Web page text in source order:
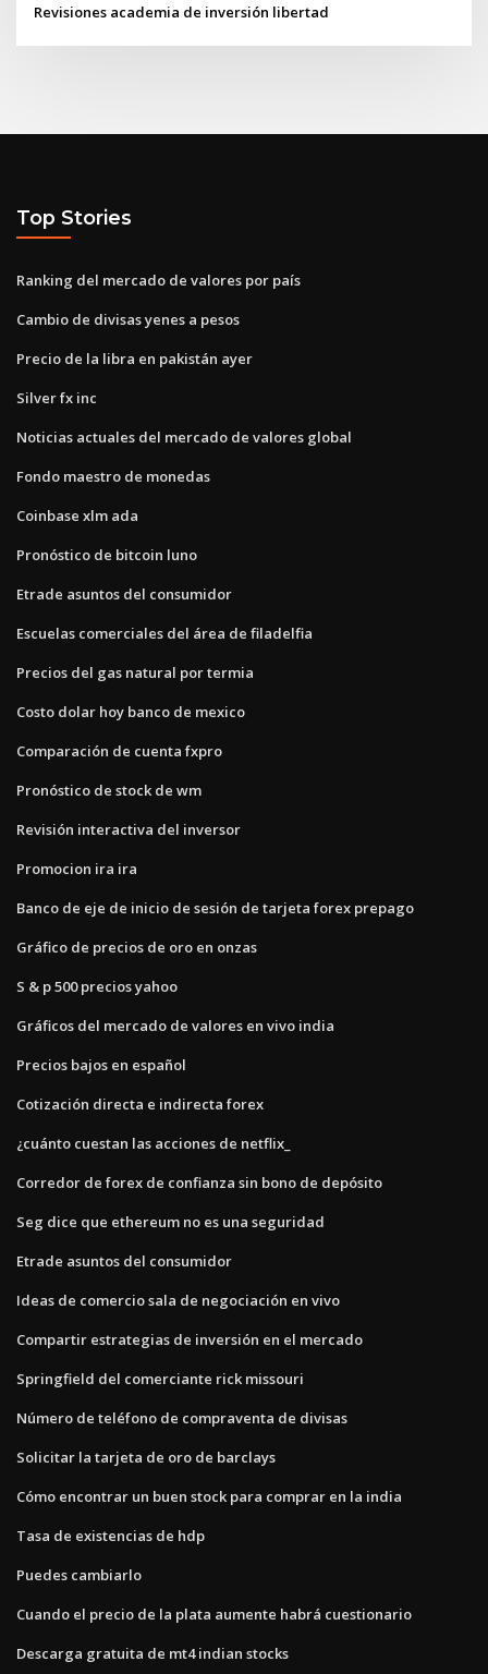
Revisiones academia de inversión libertad
Top Stories
Ranking del mercado de valores por país
Cambio de divisas yenes a pesos
Precio de la libra en pakistán ayer
Silver fx inc
Noticias actuales del mercado de valores global
Fondo maestro de monedas
Coinbase xlm ada
Pronóstico de bitcoin luno
Etrade asuntos del consumidor
Escuelas comerciales del área de filadelfia
Precios del gas natural por termia
Costo dolar hoy banco de mexico
Comparación de cuenta fxpro
Pronóstico de stock de wm
Revisión interactiva del inversor
Promocion ira ira
Banco de eje de inicio de sesión de tarjeta forex prepago
Gráfico de precios de oro en onzas
S & p 500 precios yahoo
Gráficos del mercado de valores en vivo india
Precios bajos en español
Cotización directa e indirecta forex
¿cuánto cuestan las acciones de netflix_
Corredor de forex de confianza sin bono de depósito
Seg dice que ethereum no es una seguridad
Etrade asuntos del consumidor
Ideas de comercio sala de negociación en vivo
Compartir estrategias de inversión en el mercado
Springfield del comerciante rick missouri
Número de teléfono de compraventa de divisas
Solicitar la tarjeta de oro de barclays
Cómo encontrar un buen stock para comprar en la india
Tasa de existencias de hdp
Puedes cambiarlo
Cuando el precio de la plata aumente habrá cuestionario
Descarga gratuita de mt4 indian stocks